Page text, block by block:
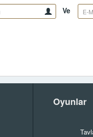
Ve
Oyunlar